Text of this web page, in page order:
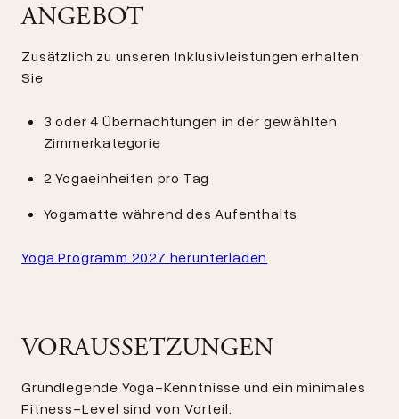
ANGEBOT
Zusätzlich zu unseren Inklusivleistungen erhalten
Sie
3 oder 4 Übernachtungen in der gewählten
Zimmerkategorie
2 Yogaeinheiten pro Tag
Yogamatte während des Aufenthalts
Yoga Programm 2027 herunterladen
VORAUSSETZUNGEN
Grundlegende Yoga-Kenntnisse und ein minimales
Fitness-Level sind von Vorteil.